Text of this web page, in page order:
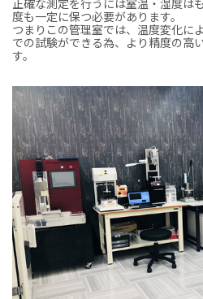
度も一定に保つ必要があります。
つまりこの管理室では、温度変化に
での試験ができる為、より精度の高
す。